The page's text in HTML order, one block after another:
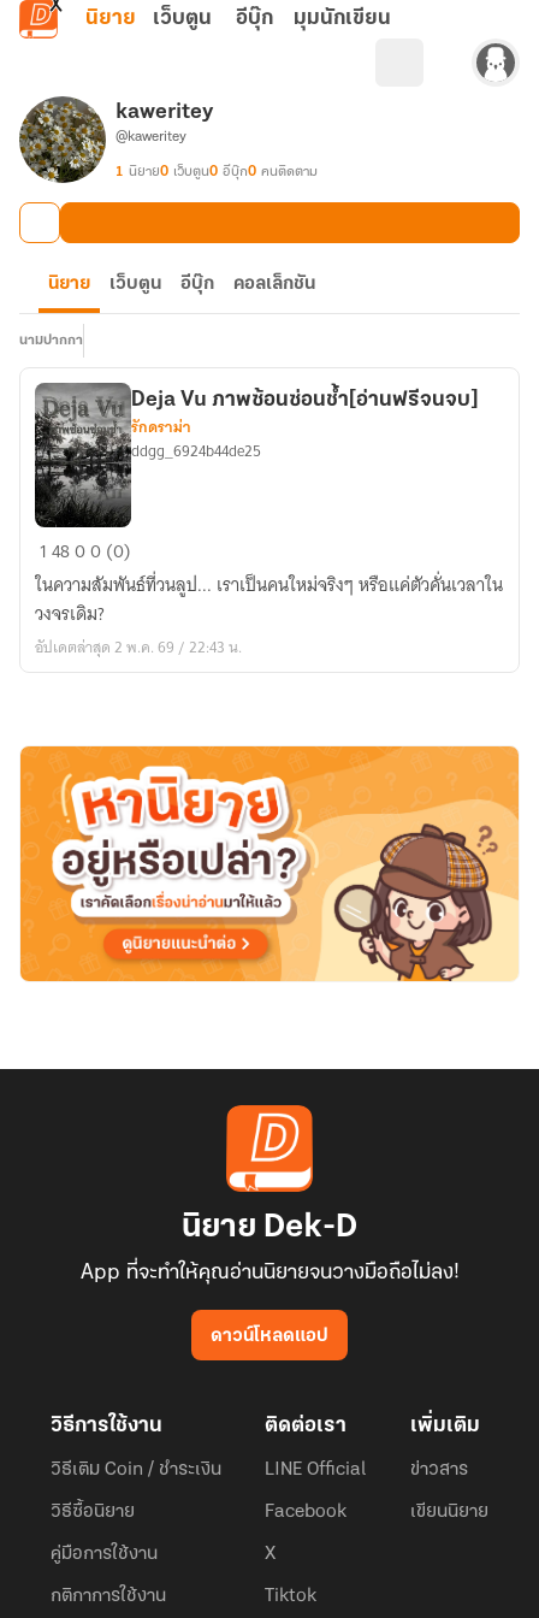
ข้ามไปยังเนื้อหาหลัก
นิยาย เว็บตูน อีบุ๊ก มุมนักเขียน
kaweritey
@kaweritey
1 นิยาย0 เว็บตูน0 อีบุ๊ก0 คนติดตาม
นิยาย เว็บตูน อีบุ๊ก คอลเล็กชัน
นามปากกา
Deja
Vu
ภาพ
ซ้อน
ซ่อน
จนจบ]
Deja Vu ภาพซ้อนซ่อนช้ำ[อ่านฟรีจนจบ]
รักดราม่า
ddgg_6924b44de25
14800 (0)
ในความสัมพันธ์ที่วนลูป... เราเป็นคนใหม่จริงๆ หรือแค่ตัวคั่นเวลาใน
วงจรเดิม?
อัปเดตล่าสุด 2 พ.ค. 69 / 22:43 น.
นิยาย Dek-D
App ที่จะทำให้คุณอ่านนิยายจนวางมือถือไม่ลง!
ดาวน์โหลดแอป
วิธีการใช้งาน
วิธีเติม Coin / ชำระเงิน
วิธีซื้อนิยาย
คู่มือการใช้งาน
กติกาการใช้งาน
ติดต่อเรา
LINE Official
Facebook
X
Tiktok
เพิ่มเติม
ข่าวสาร
เขียนนิยาย